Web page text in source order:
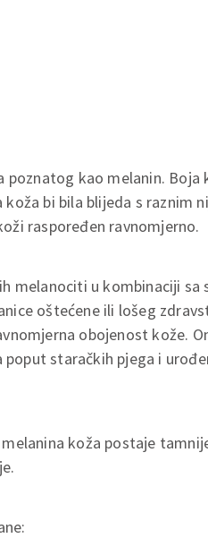
kao melanin.
bi bila blijeda s raznim
raspoređen ravnomjerno.
melanociti u kombinaciji sa
oštećene ili lošeg
obojenost kože.
staračkih pjega i
koža postaje